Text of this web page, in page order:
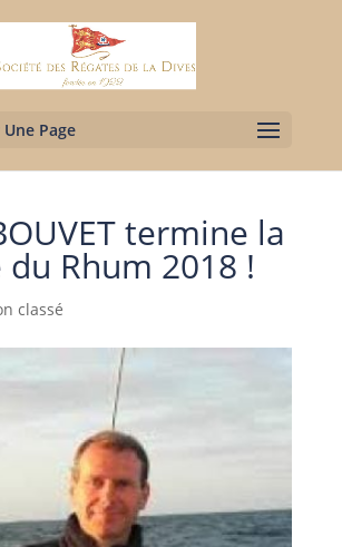
Page
termine la
du Rhum 2018 !
classé